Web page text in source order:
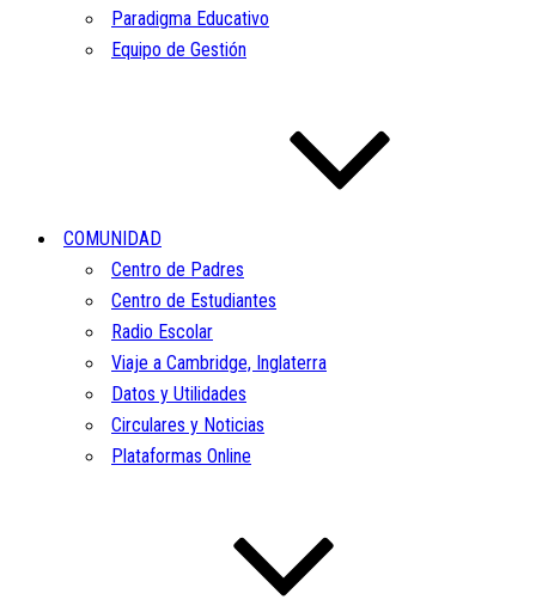
Paradigma Educativo
Equipo de Gestión
COMUNIDAD
Centro de Padres
Centro de Estudiantes
Radio Escolar
Viaje a Cambridge, Inglaterra
Datos y Utilidades
Circulares y Noticias
Plataformas Online